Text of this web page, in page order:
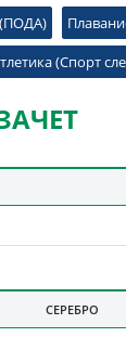
(Спорт
СЕРЕБРО